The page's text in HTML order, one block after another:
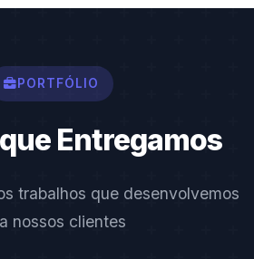
PORTFÓLIO
Entregamos
trabalhos que desenvolvemos
nossos clientes